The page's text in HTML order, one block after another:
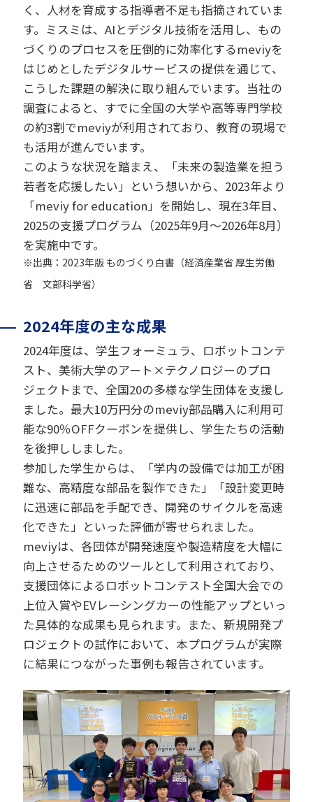
く、人材を育成する指導者不足も指摘されていま
す。ミスミは、AIとデジタル技術を活用し、もの
づくりのプロセスを圧倒的に効率化するmeviyを
はじめとしたデジタルサービスの提供を通じて、
こうした課題の解決に取り組んでいます。当社の
調査によると、すでに全国の大学や高等専門学校
の約3割でmeviyが利用されており、教育の現場で
も活用が進んでいます。
このような状況を踏まえ、「未来の製造業を担う
若者を応援したい」という想いから、2023年より
「meviy for education」を開始し、現在3年目、
2025の支援プログラム（2025年9月～2026年8月）
を実施中です。
※出典：2023年版 ものづくり白書（経済産業省 厚生労働
省 文部科学省）
2024年度の主な成果
2024年度は、学生フォーミュラ、ロボットコンテ
スト、美術大学のアート×テクノロジーのプロ
ジェクトまで、全国20の多様な学生団体を支援し
ました。最大10万円分のmeviy部品購入に利用可
能な90％OFFクーポンを提供し、学生たちの活動
を後押ししました。
参加した学生からは、「学内の設備では加工が困
難な、高精度な部品を製作できた」「設計変更時
に迅速に部品を手配でき、開発のサイクルを高速
化できた」といった評価が寄せられました。
meviyは、各団体が開発速度や製造精度を大幅に
向上させるためのツールとして利用されており、
支援団体によるロボットコンテスト全国大会での
上位入賞やEVレーシングカーの性能アップといっ
た具体的な成果も見られます。また、新規開発プ
ロジェクトの試作において、本プログラムが実際
に結果につながった事例も報告されています。